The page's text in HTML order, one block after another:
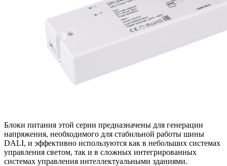
Блоки питания этой серии предназначены для генерации
напряжения, необходимого для стабильной работы шины
DALI, и эффективно используются как в небольших системах
управления светом, так и в сложных интегрированных
системах управления интеллектуальными зданиями.